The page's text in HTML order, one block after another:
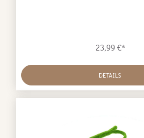
23,99 €*
DETAILS